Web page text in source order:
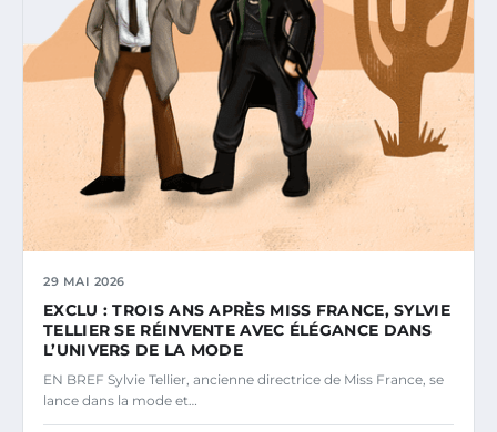
29 MAI 2026
EXCLU : TROIS ANS APRÈS MISS FRANCE, SYLVIE
TELLIER SE RÉINVENTE AVEC ÉLÉGANCE DANS
L’UNIVERS DE LA MODE
EN BREF Sylvie Tellier, ancienne directrice de Miss France, se
lance dans la mode et…